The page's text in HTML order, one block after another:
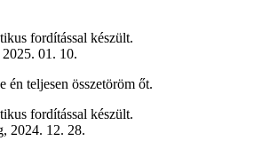
fordítással készült.
2025. 01. 10.
én teljesen összetöröm őt.
fordítással készült.
, 2024. 12. 28.